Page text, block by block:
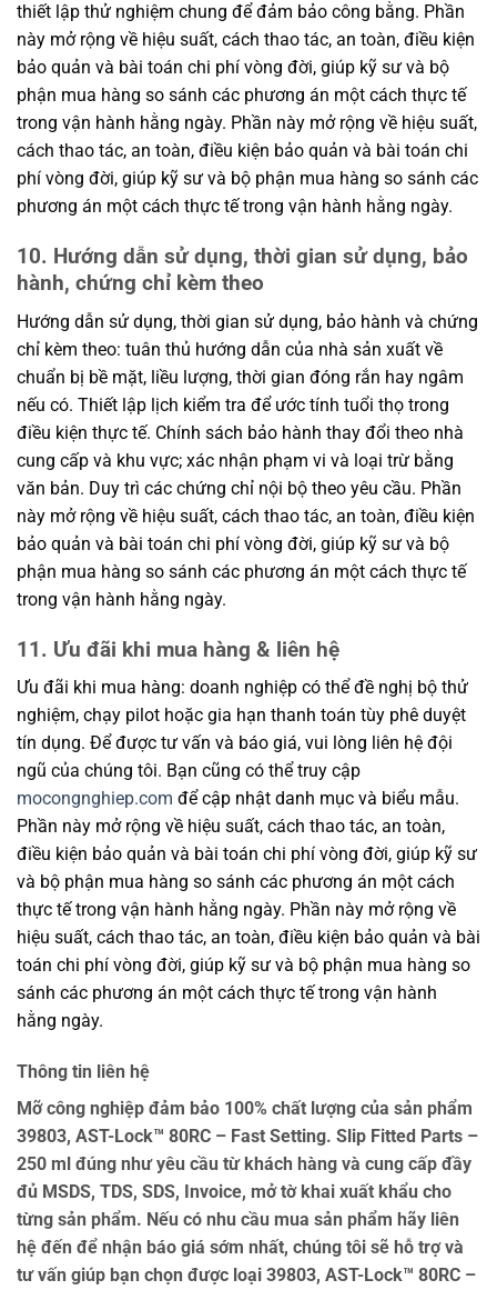
thiết lập thử nghiệm chung để đảm bảo công bằng. Phần
này mở rộng về hiệu suất, cách thao tác, an toàn, điều kiện
bảo quản và bài toán chi phí vòng đời, giúp kỹ sư và bộ
phận mua hàng so sánh các phương án một cách thực tế
trong vận hành hằng ngày. Phần này mở rộng về hiệu suất,
cách thao tác, an toàn, điều kiện bảo quản và bài toán chi
phí vòng đời, giúp kỹ sư và bộ phận mua hàng so sánh các
phương án một cách thực tế trong vận hành hằng ngày.
10. Hướng dẫn sử dụng, thời gian sử dụng, bảo
hành, chứng chỉ kèm theo
Hướng dẫn sử dụng, thời gian sử dụng, bảo hành và chứng
chỉ kèm theo: tuân thủ hướng dẫn của nhà sản xuất về
chuẩn bị bề mặt, liều lượng, thời gian đóng rắn hay ngâm
nếu có. Thiết lập lịch kiểm tra để ước tính tuổi thọ trong
điều kiện thực tế. Chính sách bảo hành thay đổi theo nhà
cung cấp và khu vực; xác nhận phạm vi và loại trừ bằng
văn bản. Duy trì các chứng chỉ nội bộ theo yêu cầu. Phần
này mở rộng về hiệu suất, cách thao tác, an toàn, điều kiện
bảo quản và bài toán chi phí vòng đời, giúp kỹ sư và bộ
phận mua hàng so sánh các phương án một cách thực tế
trong vận hành hằng ngày.
11. Ưu đãi khi mua hàng & liên hệ
Ưu đãi khi mua hàng: doanh nghiệp có thể đề nghị bộ thử
nghiệm, chạy pilot hoặc gia hạn thanh toán tùy phê duyệt
tín dụng. Để được tư vấn và báo giá, vui lòng liên hệ đội
ngũ của chúng tôi. Bạn cũng có thể truy cập
mocongnghiep.com để cập nhật danh mục và biểu mẫu.
Phần này mở rộng về hiệu suất, cách thao tác, an toàn,
điều kiện bảo quản và bài toán chi phí vòng đời, giúp kỹ sư
và bộ phận mua hàng so sánh các phương án một cách
thực tế trong vận hành hằng ngày. Phần này mở rộng về
hiệu suất, cách thao tác, an toàn, điều kiện bảo quản và bài
toán chi phí vòng đời, giúp kỹ sư và bộ phận mua hàng so
sánh các phương án một cách thực tế trong vận hành
hằng ngày.
Thông tin liên hệ
Mỡ công nghiệp đảm bảo 100% chất lượng của sản phẩm
39803, AST-Lock™ 80RC – Fast Setting. Slip Fitted Parts –
250 ml đúng như yêu cầu từ khách hàng và cung cấp đầy
đủ MSDS, TDS, SDS, Invoice, mở tờ khai xuất khẩu cho
từng sản phẩm. Nếu có nhu cầu mua sản phẩm hãy liên
hệ đến để nhận báo giá sớm nhất, chúng tôi sẽ hỗ trợ và
tư vấn giúp bạn chọn được loại 39803, AST-Lock™ 80RC –